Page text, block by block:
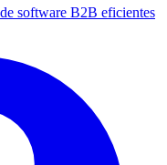
software B2B eficientes